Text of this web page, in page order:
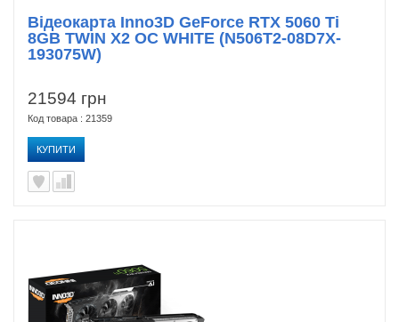
21594 грн
Код товара : 21359
КУПИТИ
Відеокарта Inno3D GeForce RTX 5060 Ti
8GB TWIN X2 OC WHITE (N506T2-08D7X-
193075W)